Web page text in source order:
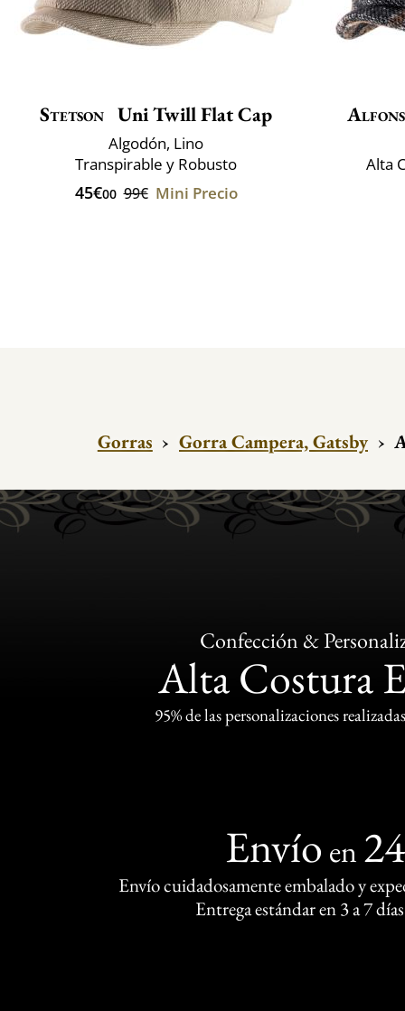
Stetson Uni Twill Flat Cap
Algodón, Lino
Transpirable y Robusto
45€00 99€ Mini Precio
Alta
Gorras › Gorra Campera, Gatsby ›
Confección &
Alta Costura
95% de las personalizaciones
Envío en
Envío cuidadosamente embalado y
Entrega estándar en 3 a 7